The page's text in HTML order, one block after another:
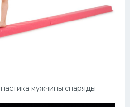
мужчины снаряды